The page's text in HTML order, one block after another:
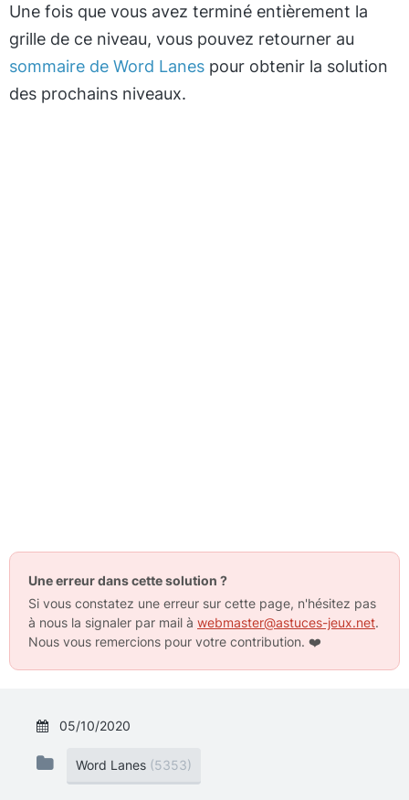
Une fois que vous avez terminé entièrement la
grille de ce niveau, vous pouvez retourner au
sommaire de Word Lanes pour obtenir la solution
des prochains niveaux.
Une erreur dans cette solution ?
Si vous constatez une erreur sur cette page, n'hésitez pas
à nous la signaler par mail à webmaster@astuces-jeux.net.
Nous vous remercions pour votre contribution. ❤️
05/10/2020
Word Lanes (5353)